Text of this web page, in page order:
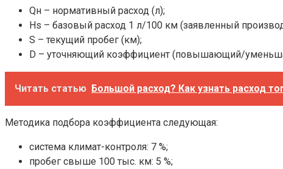
Qн – нормативный расход (л);
Hs – базовый расход 1 л/100 км (заявленный
S – текущий пробег (км);
D – уточняющий коэффициент (повышающий/
Читать статью Большой расход? Как узнать расход
Методика подбора коэффициента следующая:
система климат-контроля: 7 %;
пробег свыше 100 тыс. км: 5 %;